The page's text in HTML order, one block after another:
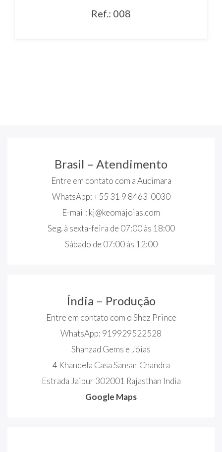
Ref.: 008
Brasil – Atendimento
Entre em contato com a Aucimara
WhatsApp: +55 31 9 8463-0030
E-mail: kj@keomajoias.com
Seg. à sexta-feira de 07:00 às 18:00
Sábado de 07:00 às 12:00
Índia – Produção
Entre em contato com o Shez Prince
WhatsApp: 919929522528
Shahzad Gems e Jóias
4 Khandela Casa Sansar Chandra
Estrada Jaipur 302001 Rajasthan India
Google Maps